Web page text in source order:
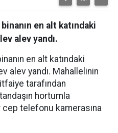
en alt katındaki
alev yandı.
en alt katındaki
alev yandı. Mahallelinin
tarafından
hortumla
cep telefonu kamerasına